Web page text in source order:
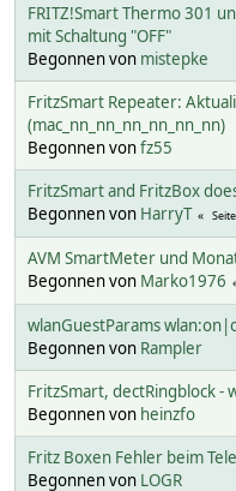
FRITZ!Smart Thermo 301
mit Schaltung "OFF"
Begonnen von mistepke
FritzSmart Repeater:
(mac_nn_nn_nn_nn_nn_nn)
Begonnen vonfz55
FritzSmart and FritzBox
Begonnen von HarryT
AVM SmartMeter und
Begonnen von Marko1976
wlanGuestParams
Begonnen von Rampler
FritzSmart, dectRingblock -
Begonnen von heinzfo
Fritz Boxen Fehler beim
Begonnen von LOGR